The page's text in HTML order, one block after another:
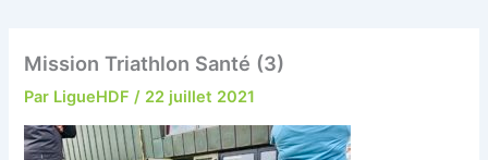
Mission Triathlon Santé (3)
Par LigueHDF/ 22 juillet 2021